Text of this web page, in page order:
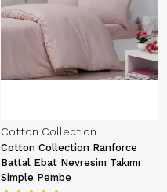
Cotton Collection
Cotton Collection Ranforce
Battal Ebat Nevresim Takımı
Simple Pembe